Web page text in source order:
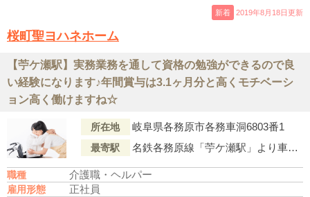
新着 2019年8月18日更新
桜町聖ヨハネホーム
【苧ケ瀬駅】実務業務を通して資格の勉強ができるので良
い経験になります♪年間賞与は3.1ヶ月分と高くモチベーシ
ョン高く働けますね☆
所在地 岐阜県各務原市各務車洞6803番1
最寄駅 名鉄各務原線「苧ケ瀬駅」より車で12分
職種 介護職・ヘルパー
雇用形態 正社員